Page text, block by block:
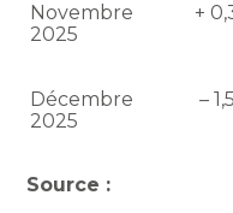
Novembre
2025
+
Décembre
2025
–
Source :